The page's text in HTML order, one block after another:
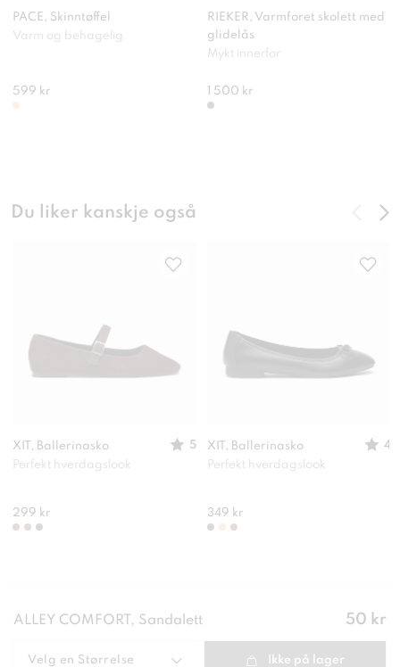
PACE, Skinntøffel
Varm og behagelig
599 kr
RIEKER, Varmforet skolett med
glidelås
Mykt innerfor
1 500 kr
Du liker kanskje også
XIT, Ballerinasko
5
Perfekt hverdagslook
299 kr
XIT, Ballerinasko
4
Perfekt hverdagslook
349 kr
ALLEY COMFORT, Sandalett Pris:
50 kr
Velg en Størrelse Ikke på lager